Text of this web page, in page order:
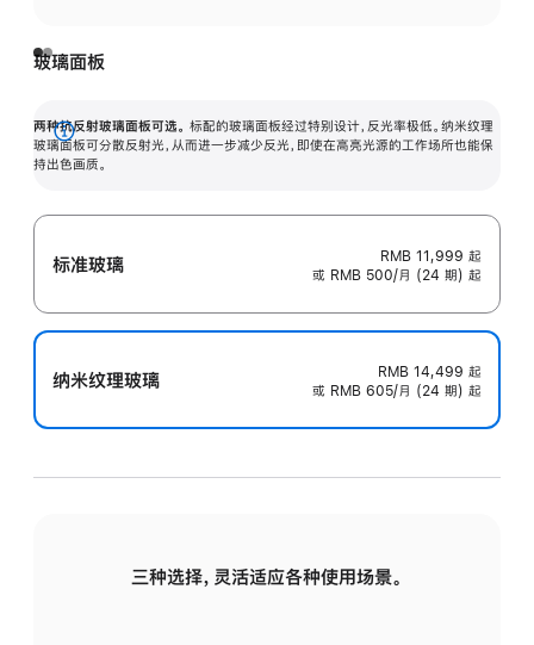
玻璃面板
两种抗反射玻璃面板可选。 标配的玻璃面板经过特别设计，反光率极低。纳米纹理
玻璃面板可分散反射光，从而进一步减少反光，即使在高亮光源的工作场所也能保
持出色画质。
展
开
标准玻璃 RMB 11,999 起
或 RMB 500/月 (24 期) 起
纳米纹理玻璃 RMB 14,499 起
或 RMB 605/月 (24 期) 起
三种选择，灵活适应各种使用场景。